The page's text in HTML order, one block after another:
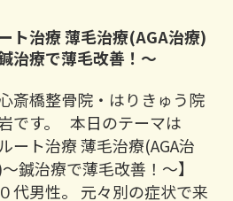
ト治療 薄毛治療(AGA治療)
治療で薄毛改善！～
斎橋整骨院・はりきゅう院
です。 本日のテーマは
ルート治療 薄毛治療(AGA治
鍼治療で薄毛改善！～】
代男性。 元々別の症状で来